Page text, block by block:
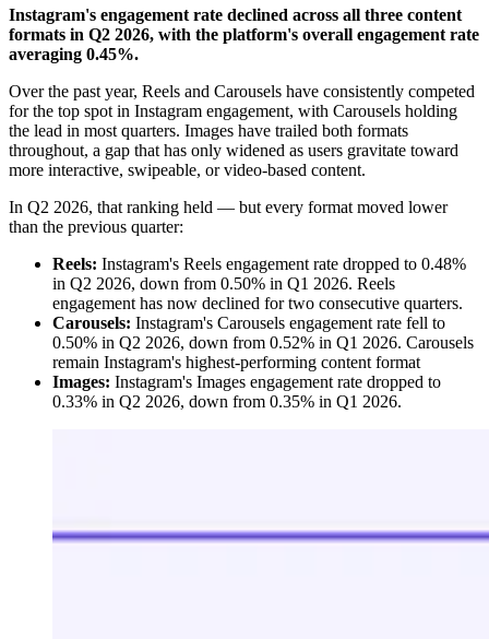
Instagram's engagement rate declined across all three content
formats in Q2 2026, with the platform's overall engagement rate
averaging 0.45%.
Over the past year, Reels and Carousels have consistently competed
for the top spot in Instagram engagement, with Carousels holding
the lead in most quarters. Images have trailed both formats
throughout, a gap that has only widened as users gravitate toward
more interactive, swipeable, or video-based content.
In Q2 2026, that ranking held — but every format moved lower
than the previous quarter:
Reels: Instagram's Reels engagement rate dropped to 0.48%
in Q2 2026, down from 0.50% in Q1 2026. Reels
engagement has now declined for two consecutive quarters.
Carousels: Instagram's Carousels engagement rate fell to
0.50% in Q2 2026, down from 0.52% in Q1 2026. Carousels
remain Instagram's highest-performing content format
Images: Instagram's Images engagement rate dropped to
0.33% in Q2 2026, down from 0.35% in Q1 2026.